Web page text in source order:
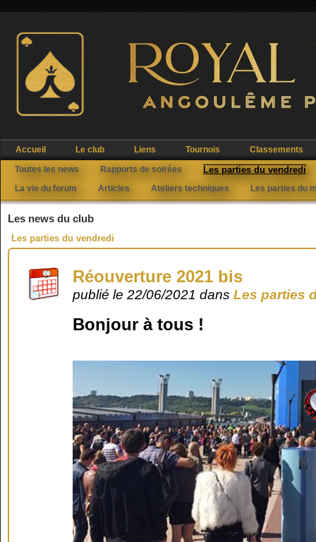
Accueil Le club Liens Tournois
Classements
Toutes les news
Rapports de soirées Les parties du vendredi
La vie du forum Articles Ateliers techniques Les parties du
Les news du club
Les parties du vendredi
Réouverture 2021 bis
publié le 22/06/2021 dans Les parties
Bonjour à tous !